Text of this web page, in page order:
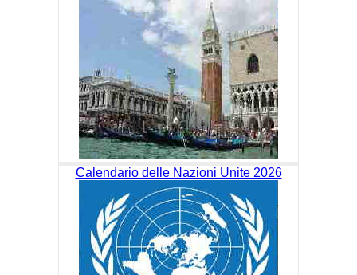
Calendario delle Nazioni Unite 2026